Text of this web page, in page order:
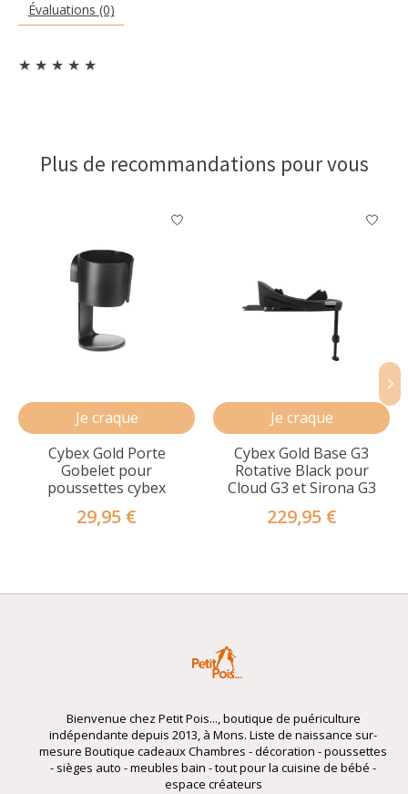
Évaluations (0)
★ ★ ★ ★ ★
Plus de recommandations pour vous
Articles du carrousel de produits
Je craque
Cybex Gold Porte
Gobelet pour
poussettes cybex
29,95 €
Je craque
Cybex Gold Base G3
Rotative Black pour
Cloud G3 et Sirona G3
229,95 €
Bienvenue chez Petit Pois..., boutique de puériculture
indépendante depuis 2013, à Mons. Liste de naissance sur-
mesure Boutique cadeaux Chambres - décoration - poussettes
- sièges auto - meubles bain - tout pour la cuisine de bébé -
espace créateurs